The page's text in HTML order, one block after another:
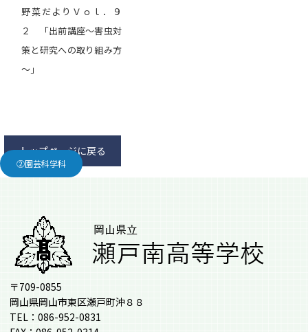
野菜だよりＶｏｌ．９
２ 「出前講座～害虫対
策と研究への取り組み方
～」
②園芸科学科
トップページに戻る
〒709-0855
岡山県岡山市東区瀬戸町沖８８
TEL：086-952-0831